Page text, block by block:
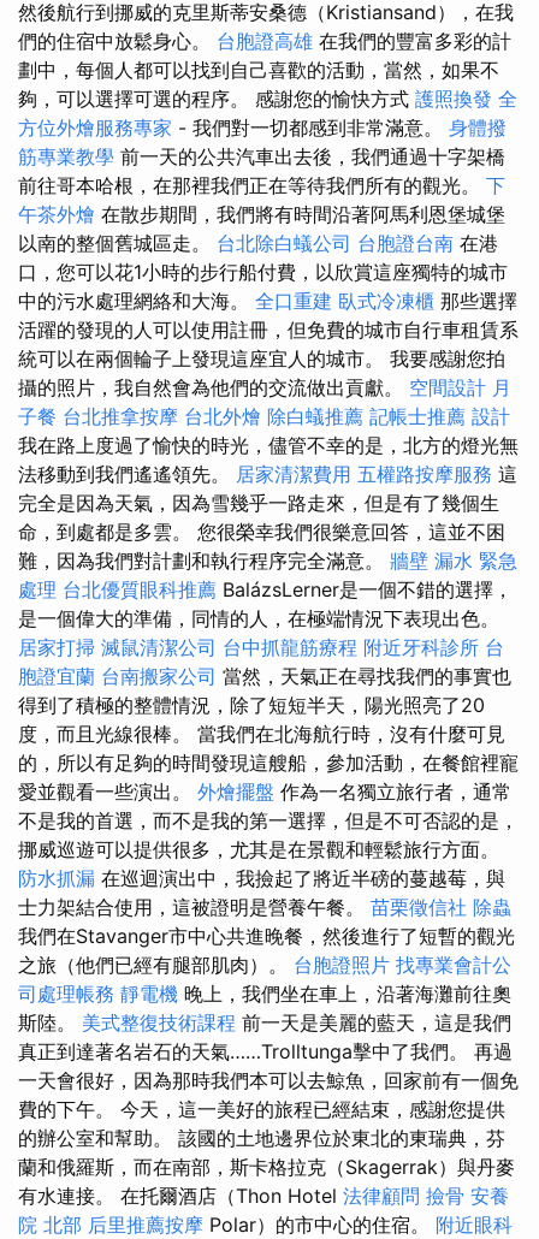
然後航行到挪威的克里斯蒂安桑德（Kristiansand），在我
們的住宿中放鬆身心。 台胞證高雄 在我們的豐富多彩的計
劃中，每個人都可以找到自己喜歡的活動，當然，如果不
夠，可以選擇可選的程序。 感謝您的愉快方式 護照換發 全
方位外燴服務專家 - 我們對一切都感到非常滿意。 身體撥
筋專業教學 前一天的公共汽車出去後，我們通過十字架橋
前往哥本哈根，在那裡我們正在等待我們所有的觀光。 下
午茶外燴 在散步期間，我們將有時間沿著阿馬利恩堡城堡
以南的整個舊城區走。 台北除白蟻公司 台胞證台南 在港
口，您可以花1小時的步行船付費，以欣賞這座獨特的城市
中的污水處理網絡和大海。 全口重建 臥式冷凍櫃 那些選擇
活躍的發現的人可以使用註冊，但免費的城市自行車租賃系
統可以在兩個輪子上發現這座宜人的城市。 我要感謝您拍
攝的照片，我自然會為他們的交流做出貢獻。 空間設計 月
子餐 台北推拿按摩 台北外燴 除白蟻推薦 記帳士推薦 設計
我在路上度過了愉快的時光，儘管不幸的是，北方的燈光無
法移動到我們遙遙領先。 居家清潔費用 五權路按摩服務 這
完全是因為天氣，因為雪幾乎一路走來，但是有了幾個生
命，到處都是多雲。 您很榮幸我們很樂意回答，這並不困
難，因為我們對計劃和執行程序完全滿意。 牆壁 漏水 緊急
處理 台北優質眼科推薦 BalázsLerner是一個不錯的選擇，
是一個偉大的準備，同情的人，在極端情況下表現出色。
居家打掃 滅鼠清潔公司 台中抓龍筋療程 附近牙科診所 台
胞證宜蘭 台南搬家公司 當然，天氣正在尋找我們的事實也
得到了積極的整體情況，除了短短半天，陽光照亮了20
度，而且光線很棒。 當我們在北海航行時，沒有什麼可見
的，所以有足夠的時間發現這艘船，參加活動，在餐館裡寵
愛並觀看一些演出。 外燴擺盤 作為一名獨立旅行者，通常
不是我的首選，而不是我的第一選擇，但是不可否認的是，
挪威巡遊可以提供很多，尤其是在景觀和輕鬆旅行方面。
防水抓漏 在巡迴演出中，我撿起了將近半磅的蔓越莓，與
士力架結合使用，這被證明是營養午餐。 苗栗徵信社 除蟲
我們在Stavanger市中心共進晚餐，然後進行了短暫的觀光
之旅（他們已經有腿部肌肉）。 台胞證照片 找專業會計公
司處理帳務 靜電機 晚上，我們坐在車上，沿著海灘前往奧
斯陸。 美式整復技術課程 前一天是美麗的藍天，這是我們
真正到達著名岩石的天氣……Trolltunga擊中了我們。 再過
一天會很好，因為那時我們本可以去鯨魚，回家前有一個免
費的下午。 今天，這一美好的旅程已經結束，感謝您提供
的辦公室和幫助。 該國的土地邊界位於東北的東瑞典，芬
蘭和俄羅斯，而在南部，斯卡格拉克（Skagerrak）與丹麥
有水連接。 在托爾酒店（Thon Hotel 法律顧問 撿骨 安養
院 北部 后里推薦按摩 Polar）的市中心的住宿。 附近眼科